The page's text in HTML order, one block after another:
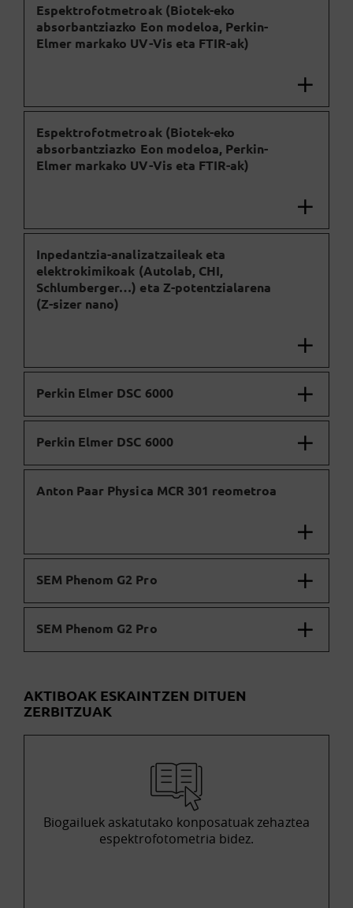
Espektrofotmetroak (Biotek-eko
absorbantziazko Eon modeloa, Perkin-
Elmer markako UV-Vis eta FTIR-ak)
Espektrofotmetroak (Biotek-eko
absorbantziazko Eon modeloa, Perkin-
Elmer markako UV-Vis eta FTIR-ak)
Inpedantzia-analizatzaileak eta
elektrokimikoak (Autolab, CHI,
Schlumberger…) eta Z-potentzialarena
(Z-sizer nano)
Perkin Elmer DSC 6000
Perkin Elmer DSC 6000
Anton Paar Physica MCR 301 reometroa
SEM Phenom G2 Pro
SEM Phenom G2 Pro
AKTIBOAK ESKAINTZEN DITUEN
ZERBITZUAK
Biogailuek askatutako konposatuak zehaztea
espektrofotometria bidez.